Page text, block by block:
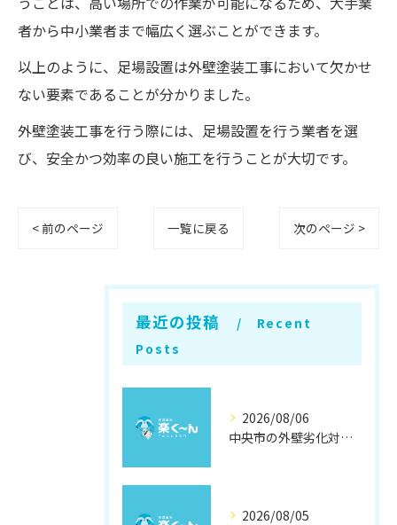
者から中小業者まで幅広く選ぶことができます。
以上のように、足場設置は外壁塗装工事において欠かせ
ない要素であることが分かりました。
外壁塗装工事を行う際には、足場設置を行う業者を選
び、安全かつ効率の良い施工を行うことが大切です。
< 前のページ 一覧に戻る 次のページ >
最近の投稿
Recent
Posts
2026/08/06
中央市の外壁劣化対策と補修方法
2026/08/05